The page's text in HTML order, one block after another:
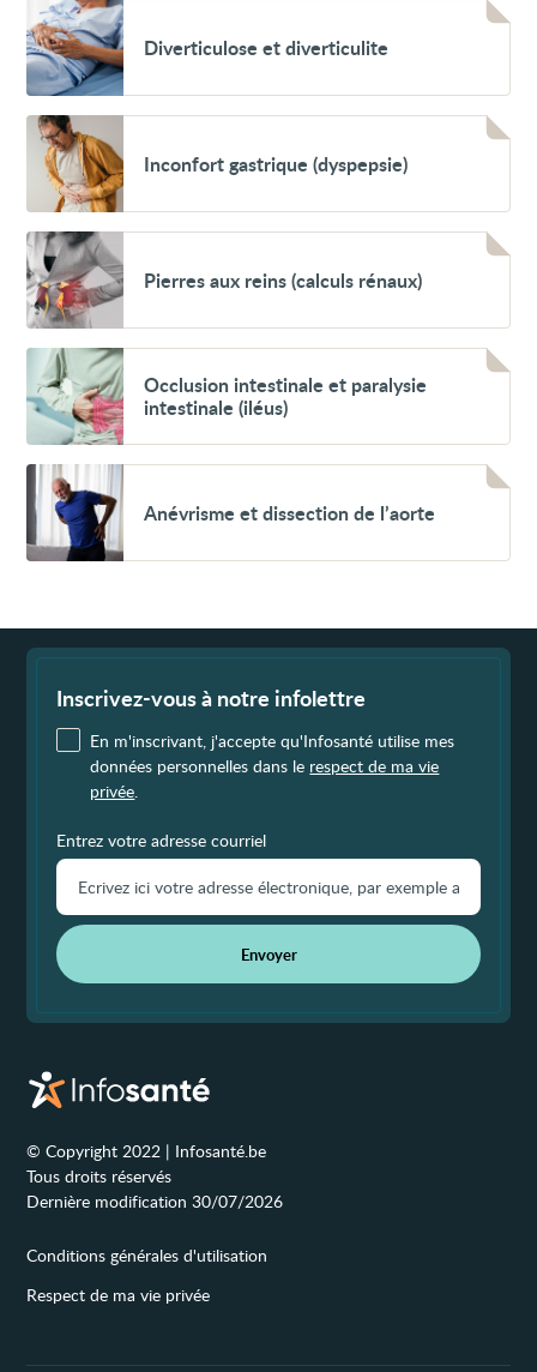
Voir
Diverticulose
et
diverticulite
Diverticulose et diverticulite
Voir
Inconfort
gastrique
(dyspepsie)
Inconfort gastrique (dyspepsie)
Voir
Pierres
aux
reins
(calculs
Pierres aux reins (calculs rénaux)
Voir
Occlusion
intestinale
et
paralysie
(iléus)
Occlusion intestinale et paralysie
intestinale (iléus)
Voir
Anévrisme
et
dissection
de
Anévrisme et dissection de l’aorte
Inscrivez-vous à notre infolettre
En m'inscrivant, j'accepte qu'Infosanté utilise mes
données personnelles dans le respect de ma vie
privée
Entrez votre adresse courriel
Envoyer
© Copyright 2022 | Infosanté.be
Tous droits réservés
Dernière modification 30/07/2026
Conditions générales d'utilisation
Respect de ma vie privée